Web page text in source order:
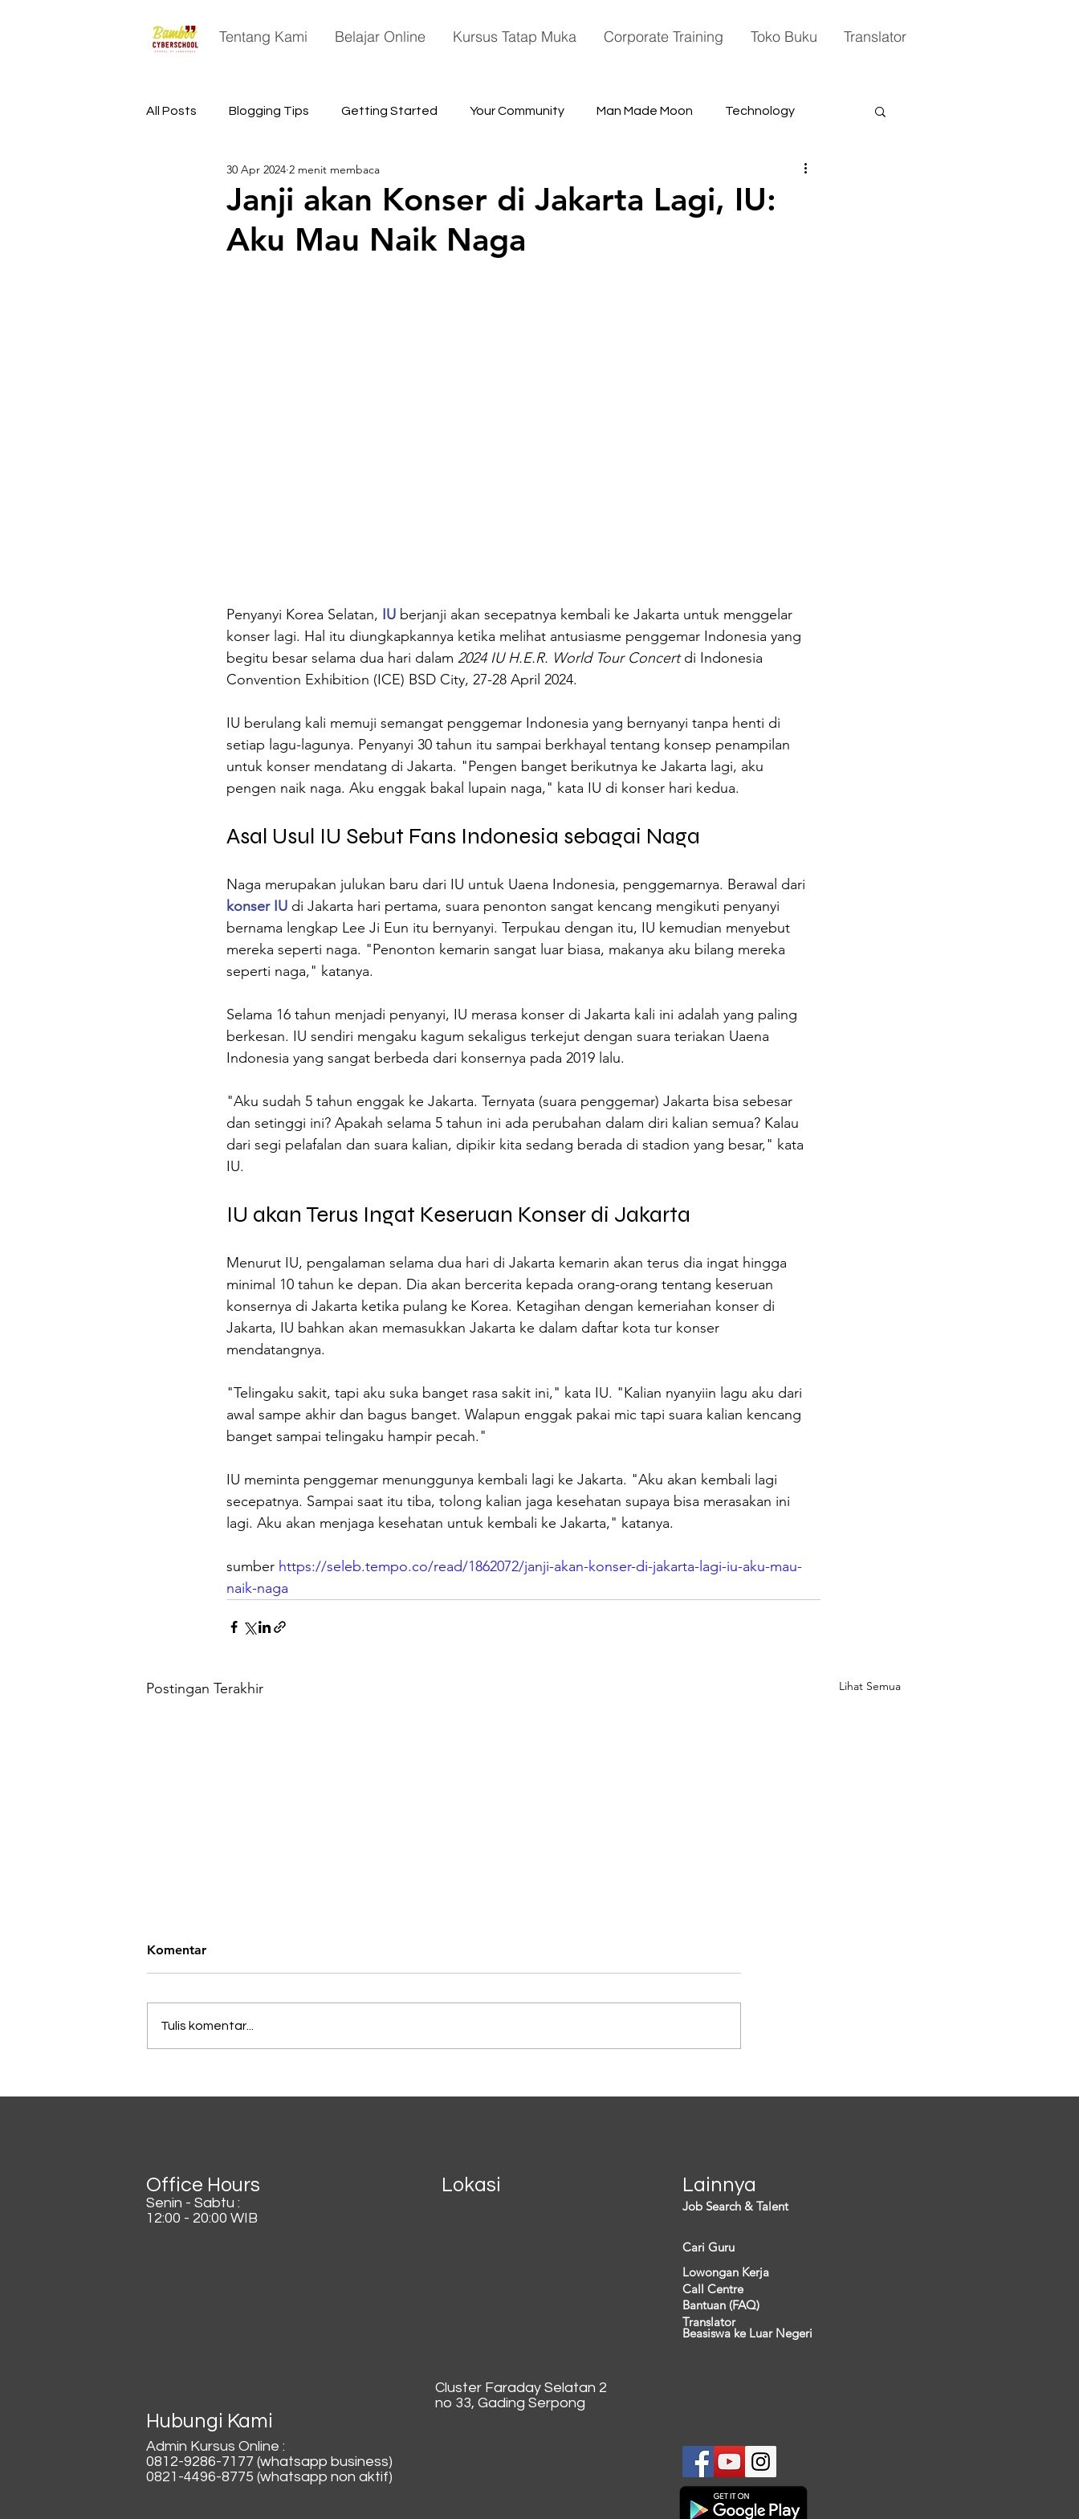
Tentang Kami Belajar Online Kursus Tatap Muka Corporate Training Toko Buku Translator
All Posts Blogging Tips Getting Started Your Community Man Made Moon Technology
Astronomy Space
Janji akan Konser di Jakarta Lagi, IU:
Aku Mau Naik Naga
30 Apr 2024 2 menit membaca
Penyanyi Korea Selatan, IU berjanji akan secepatnya kembali ke Jakarta untuk menggelar
konser lagi. Hal itu diungkapkannya ketika melihat antusiasme penggemar Indonesia yang
begitu besar selama dua hari dalam 2024 IU H.E.R. World Tour Concert di Indonesia
Convention Exhibition (ICE) BSD City, 27-28 April 2024.
IU berulang kali memuji semangat penggemar Indonesia yang bernyanyi tanpa henti di
setiap lagu-lagunya. Penyanyi 30 tahun itu sampai berkhayal tentang konsep penampilan
untuk konser mendatang di Jakarta. "Pengen banget berikutnya ke Jakarta lagi, aku
pengen naik naga. Aku enggak bakal lupain naga," kata IU di konser hari kedua.
Asal Usul IU Sebut Fans Indonesia sebagai Naga
Naga merupakan julukan baru dari IU untuk Uaena Indonesia, penggemarnya. Berawal dari
konser IU di Jakarta hari pertama, suara penonton sangat kencang mengikuti penyanyi
bernama lengkap Lee Ji Eun itu bernyanyi. Terpukau dengan itu, IU kemudian menyebut
mereka seperti naga. "Penonton kemarin sangat luar biasa, makanya aku bilang mereka
seperti naga," katanya.
Selama 16 tahun menjadi penyanyi, IU merasa konser di Jakarta kali ini adalah yang paling
berkesan. IU sendiri mengaku kagum sekaligus terkejut dengan suara teriakan Uaena
Indonesia yang sangat berbeda dari konsernya pada 2019 lalu.
"Aku sudah 5 tahun enggak ke Jakarta. Ternyata (suara penggemar) Jakarta bisa sebesar
dan setinggi ini? Apakah selama 5 tahun ini ada perubahan dalam diri kalian semua? Kalau
dari segi pelafalan dan suara kalian, dipikir kita sedang berada di stadion yang besar," kata
IU.
IU akan Terus Ingat Keseruan Konser di Jakarta
Menurut IU, pengalaman selama dua hari di Jakarta kemarin akan terus dia ingat hingga
minimal 10 tahun ke depan. Dia akan bercerita kepada orang-orang tentang keseruan
konsernya di Jakarta ketika pulang ke Korea. Ketagihan dengan kemeriahan konser di
Jakarta, IU bahkan akan memasukkan Jakarta ke dalam daftar kota tur konser
mendatangnya.
"Telingaku sakit, tapi aku suka banget rasa sakit ini," kata IU. "Kalian nyanyiin lagu aku dari
awal sampe akhir dan bagus banget. Walapun enggak pakai mic tapi suara kalian kencang
banget sampai telingaku hampir pecah."
IU meminta penggemar menunggunya kembali lagi ke Jakarta. "Aku akan kembali lagi
secepatnya. Sampai saat itu tiba, tolong kalian jaga kesehatan supaya bisa merasakan ini
lagi. Aku akan menjaga kesehatan untuk kembali ke Jakarta," katanya.
sumber https://seleb.tempo.co/read/1862072/janji-akan-konser-di-jakarta-lagi-iu-aku-mau-
naik-naga
Postingan Terakhir Lihat Semua
Dicampur Irisan Daun
'Hilang'
terendah. Kondisi tersebut juga
tetapi menimbulkan persoalan
Komentar
Tulis komentar...
Office Hours
Senin - Sabtu :
12:00 - 20:00 WIB
Lokasi Lainnya
Job Search & Talent
Cari Guru
Lowongan Kerja
Call Centre
Bantuan (FAQ)
Translator
Beasiswa ke Luar Negeri
Cluster Faraday Selatan 2
no 33, Gading Serpong
Hubungi Kami
Admin Kursus Online :
0812-9286-7177 (whatsapp business)
0821-4496-8775 (whatsapp non aktif)